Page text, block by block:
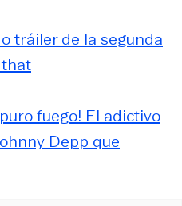
tráiler de la segunda
fuego! El adictivo
Depp que